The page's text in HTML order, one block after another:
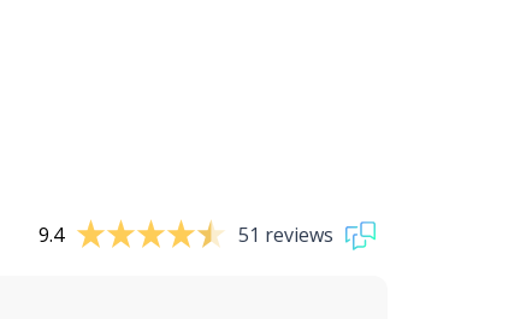
9.4 51 reviews